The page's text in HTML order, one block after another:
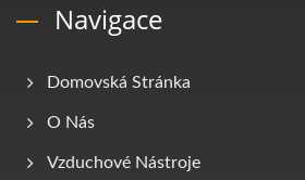
Navigace
Domovská Stránka
O Nás
Vzduchové Nástroje